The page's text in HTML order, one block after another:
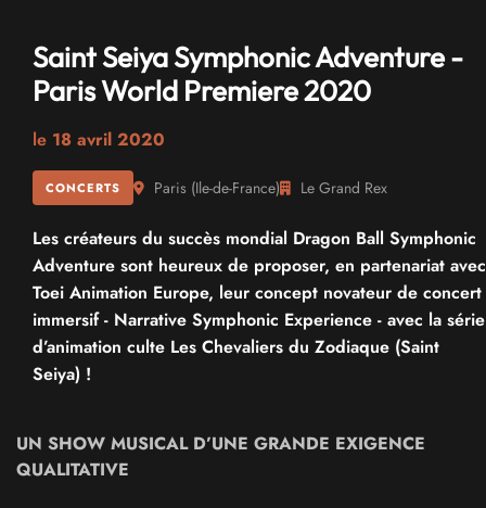
Saint Seiya Symphonic Adventure -
Paris World Premiere 2020
le 18 avril 2020
CONCERTS Paris (Ile-de-France) Le Grand Rex
Les créateurs du succès mondial Dragon Ball Symphonic
Adventure sont heureux de proposer, en partenariat avec
Toei Animation Europe, leur concept novateur de concert
immersif - Narrative Symphonic Experience - avec la série
d’animation culte Les Chevaliers du Zodiaque (Saint
Seiya) !
UN SHOW MUSICAL D’UNE GRANDE EXIGENCE
QUALITATIVE